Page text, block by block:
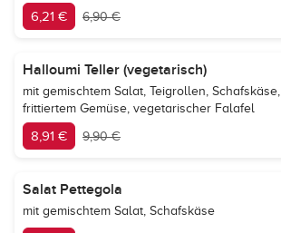
6,21 € 6,90 €
Halloumi Teller (vegetarisch)
mit gemischtem Salat, Teigrollen, Schafskäse,
frittiertem Gemüse, vegetarischer Falafel
8,91 € 9,90 €
Salat Pettegola
mit gemischtem Salat, Schafskäse